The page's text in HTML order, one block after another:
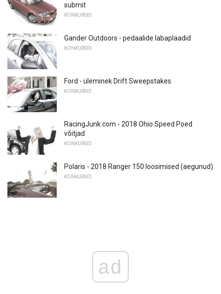
submit
KONKURSID
Gander Outdoors - pedaalide labaplaadid
KONKURSID
Ford - üleminek Drift Sweepstakes
KONKURSID
RacingJunk.com - 2018 Ohio Speed ​​Poed
võitjad
KONKURSID
Polaris - 2018 Ranger 150 loosimised (aegunud)
KONKURSID
ad